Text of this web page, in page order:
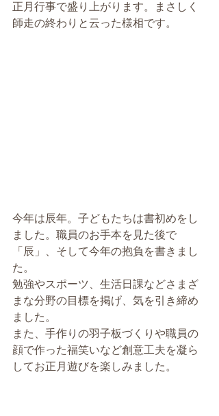
正月行事で盛り上がります。まさしく
師走の終わりと云った様相です。
今年は辰年。子どもたちは書初めをし
ました。職員のお手本を見た後で
「辰」、そして今年の抱負を書きまし
た。
勉強やスポーツ、生活日課などさまざ
まな分野の目標を掲げ、気を引き締め
ました。
また、手作りの羽子板づくりや職員の
顔で作った福笑いなど創意工夫を凝ら
してお正月遊びを楽しみました。